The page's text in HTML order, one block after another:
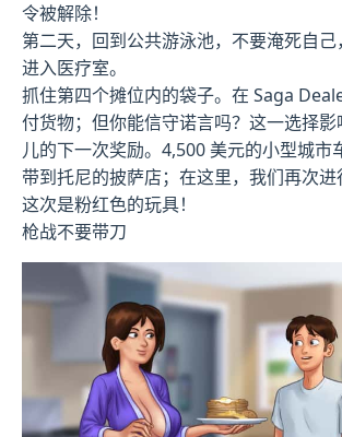
令被解除！
第二天，回到公共游泳池，不要淹死自
进入医疗室。
抓住第四个摊位内的袋子。在 Saga
付货物；但你能信守诺言吗？这一选择
儿的下一次奖励。4,500 美元的小型城市
带到托尼的披萨店；在这里，我们再次进
这次是粉红色的玩具！
枪战不要带刀